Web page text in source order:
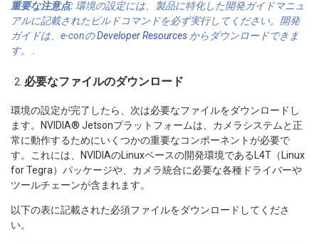
重要な注意点:環境の設定には、製品に特化した開発ガイドマニュ
アルに記載されたビルドコマンドを必ず実行してください。開発
ガイドは、e-conのDeveloper Resources からダウンロードできま
す。 .
必要なファイルのダウンロード
環境の設定が完了したら、次は必要なファイルをダウンロードし
ます。NVIDIA® Jetsonプラットフォームは、カメラシステムと正
常に動作するためにいくつかの重要なコンポーネントが必要で
す。これには、NVIDIAのLinuxベースの開発環境であるL4T（Linux
for Tegra）パッケージや、カメラ統合に必要な各種ドライバーや
ツールチェーンが含まれます。
以下の表に記載された必須ファイルをダウンロードしてくださ
い。